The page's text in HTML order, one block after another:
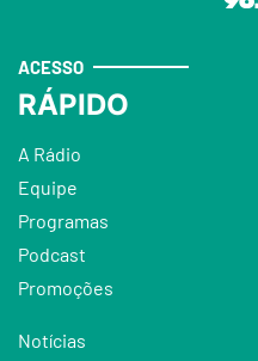
ACESSO
RÁPIDO
A Rádio
Equipe
Programas
Podcast
Promoções
Notícias